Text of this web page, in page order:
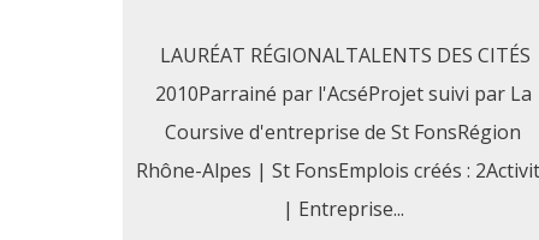
LAURÉAT RÉGIONALTALENTS DES CITÉS
2010Parrainé par l'AcséProjet suivi par La
Coursive d'entreprise de St FonsRégion
Rhône-Alpes | St FonsEmplois créés :
| Entreprise...